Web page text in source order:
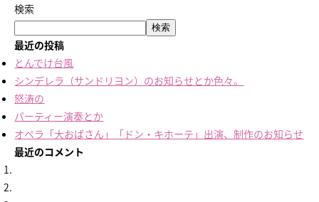
検索
検索
最近の投稿
とんでけ台風
シンデレラ（サンドリヨン）のお知らせとか色々。
怒涛の
パーティー演奏とか
オペラ「大おばさん」「ドン・キホーテ」出演、制作のお知らせ
最近のコメント